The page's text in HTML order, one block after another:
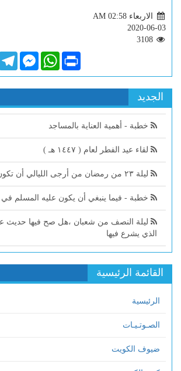
الاربعاء AM 02:58
2020-06-03
Facebook
Messenger
WhatsApp Print
الجديد
خطبة - أهمية العناية بالمساجد
لقاء عيد الفطر لعام ( ١٤٤٧ هـ )
ليلة ٢٣ من رمضان من أرجى الليالي أن تكون ليلة القدر
خطبة - فيما ينبغي أن يكون عليه المسلم
ليلة النصف من شعبان ،هل صح فيها حديث
الذي يشرع فيها
القائمة الرئيسية
الرئيسية
الصـوتـيـات
ضيوف الكويت